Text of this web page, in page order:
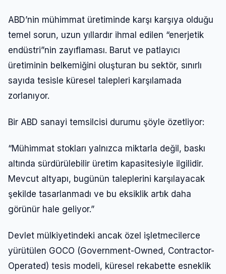
ABD’nin mühimmat üretiminde karşı karşıya olduğu
temel sorun, uzun yıllardır ihmal edilen “enerjetik
endüstri”nin zayıflaması. Barut ve patlayıcı
üretiminin belkemiğini oluşturan bu sektör, sınırlı
sayıda tesisle küresel talepleri karşılamada
zorlanıyor.
Bir ABD sanayi temsilcisi durumu şöyle özetliyor:
“Mühimmat stokları yalnızca miktarla değil, baskı
altında sürdürülebilir üretim kapasitesiyle ilgilidir.
Mevcut altyapı, bugünün taleplerini karşılayacak
şekilde tasarlanmadı ve bu eksiklik artık daha
görünür hale geliyor.”
Devlet mülkiyetindeki ancak özel işletmecilerce
yürütülen GOCO (Government-Owned, Contractor-
Operated) tesis modeli, küresel rekabette esneklik